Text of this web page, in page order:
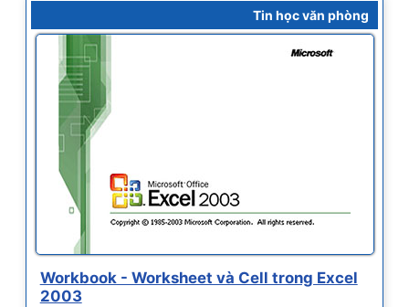
Tin học văn phòng
Workbook - Worksheet và Cell trong Excel
2003